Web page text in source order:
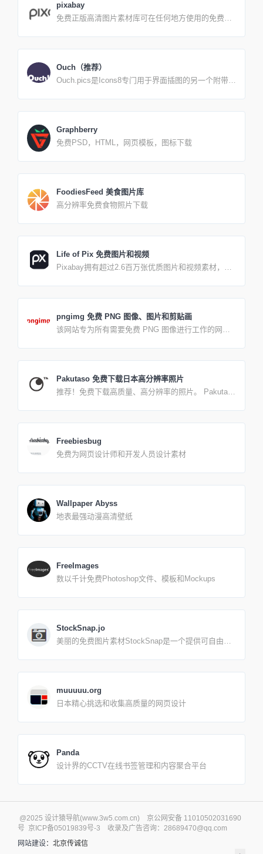
杂，具有一定难度。
pixabay
免费正版高清图片素材库可在任何地方使用的免费图
片和视频。 所有内容均根据如下许可证发布，这使得
它们可以安全使用而无需征得许可或给予艺术家信用
Ouch（推荐）
Ouch.pics是Icons8专门用于界面插图的另一个附带项
照片，图标和音乐，我们还决心建立一个设计平台，
改变人们创造事物的方式。
Graphberry
免费PSD，HTML，网页模板，图标下载
FoodiesFeed 美食图片库
高分辨率免费食物照片下载
Life of Pix 免费图片和视频
Pixabay拥有超过2.6百万张优质图片和视频素材，让
洲景观，多为摄影师拍摄的生活类图片，所有的影像
都是公共领域捐赠而来。
pngimg 免费 PNG 图像、图片和剪贴画
该网站专为所有需要免费 PNG 图像进行工作的网页
有图片并用于任何非商业目的。 一些图片是我们在网
上找到的，只是放在目录中，一些PNG图片是我们自
alpha 透明背景的免费 PNG 图像。所有图像都是免费
的，具有最佳分辨率和质量。
Pakutaso 免费下载日本高分辨率照片
推荐！免费下载高质量、高分辨率的照片。 Pakuta的
我们不处理无版权 (CC0) 和二次分发或来源未知的照
片。 照片在每张照片得到管理层确认后发布。我们努
“稀有价值”和“热门话题”。
Freebiesbug
免费为网页设计师和开发人员设计素材
Wallpaper Abyss
地表最强动漫高清壁纸
FreeImages
数以千计免费Photoshop文件、模板和Mockups
StockSnap.jo
美丽的免费图片素材StockSnap是一个提供可自由下
组成，提供丰富的免费照片，随意使用无需授权。
muuuuu.org
日本精心挑选和收集高质量的网页设计
Panda
设计界的CCTV在线书签管理和内容聚合平台
@2025 设计猿导航(www.3w5.com.cn) 京公网安备 11010502031690
号 京ICP备05019839号-3 收录及广告咨询：28689470@qq.com
网站建设：北京传诚信